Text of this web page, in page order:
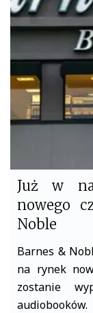
Już w
nowego
Noble
Barnes &
na rynek
zostanie